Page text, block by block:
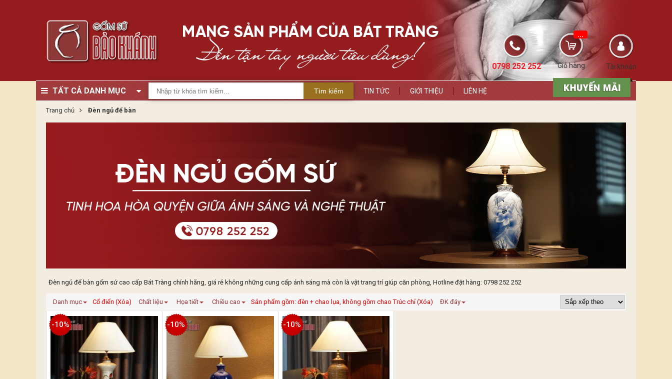
Tài khoản
Giỏ hàng
...
0798 252 252
TẤT CẢ DANH MỤC Tìm kiếm TIN TỨC GIỚI THIỆU LIÊN HỆ
Trang chủ Đèn ngủ để bàn
Đèn ngủ để bàn gốm sứ cao cấp Bát Tràng chính hãng, giá rẻ không những cung cấp ánh sáng mà còn là vật trang trí giúp căn phòng, Hotline đặt hàng: 0798 252 252
Danh mục Cổ điển (Xóa) Chất liệu Họa tiết Chiều cao Sản phẩm gồm: đèn + chao lụa, không gồm chao Trúc chỉ (Xóa) ĐK đáy
-10% -10% -10%